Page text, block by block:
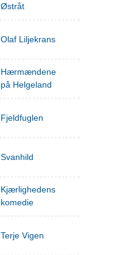
Østråt
Olaf Liljekrans
Hærmændene
på Helgeland
Fjeldfuglen
Svanhild
Kjærlighedens
komedie
Terje Vigen